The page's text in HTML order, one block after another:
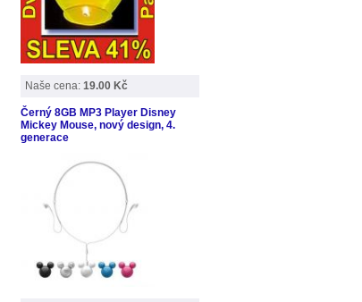
Naše cena: 19.00 Kč
Černý 8GB MP3 Player Disney
Mickey Mouse, nový design, 4.
generace